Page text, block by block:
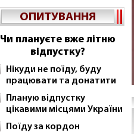
ОПИТУВАННЯ
Чи плануєте вже літню
відпустку?
Нікуди не поїду, буду
працювати та донатити
Планую відпустку
цікавими місцями України
Поїду за кордон